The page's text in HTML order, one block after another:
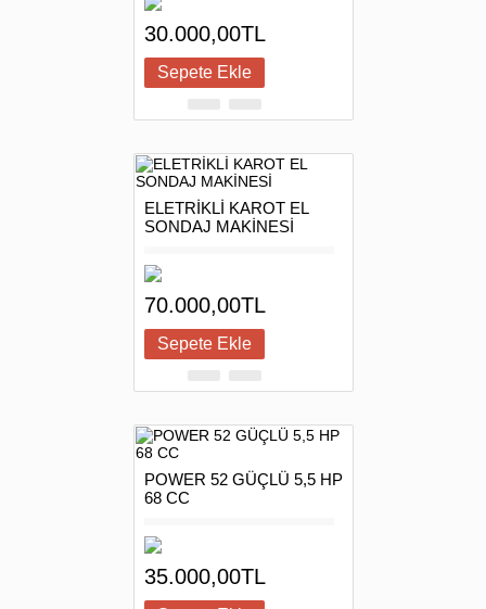
30.000,00TL
ELETRİKLİ KAROT EL
SONDAJ MAKİNESİ
70.000,00TL
POWER 52 GÜÇLÜ 5,5 HP
68 CC
35.000,00TL